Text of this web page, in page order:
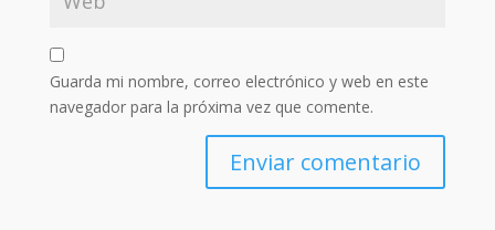
Guarda mi nombre, correo electrónico y web en este
navegador para la próxima vez que comente.
Enviar comentario